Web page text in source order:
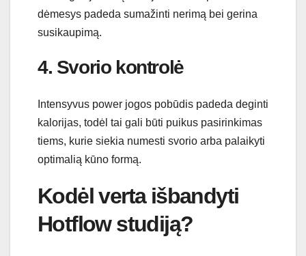
dėmesys padeda sumažinti nerimą bei gerina
susikaupimą.
4. Svorio kontrolė
Intensyvus power jogos pobūdis padeda deginti
kalorijas, todėl tai gali būti puikus pasirinkimas
tiems, kurie siekia numesti svorio arba palaikyti
optimalią kūno formą.
Kodėl verta išbandyti
Hotflow studiją?